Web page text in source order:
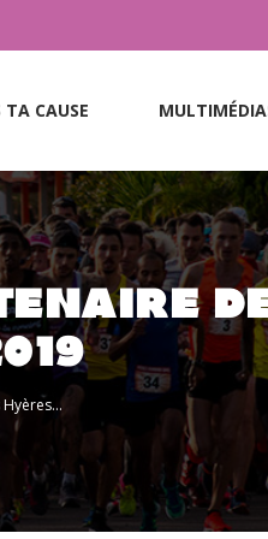
TA CAUSE
Hyères…
TA CAUSE